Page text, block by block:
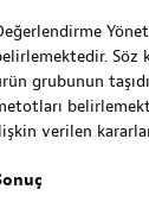
Söz
grubunun
verilen